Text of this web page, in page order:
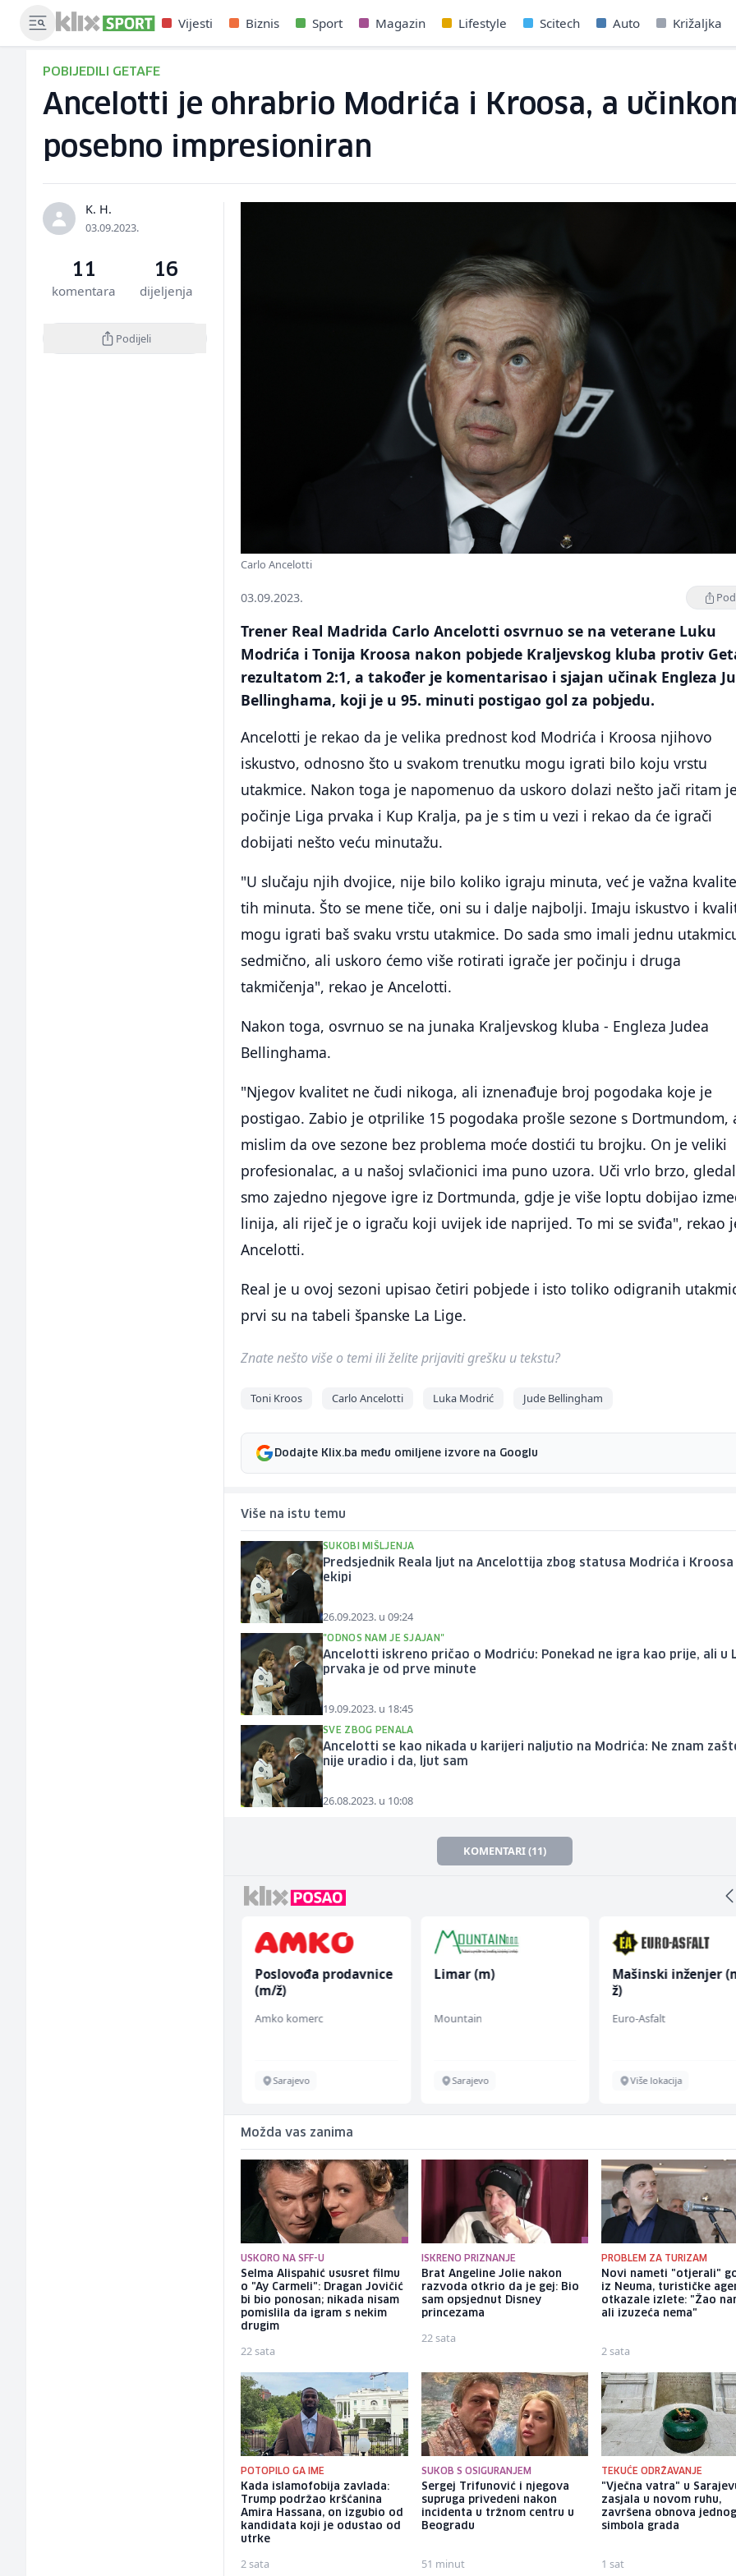
Vijesti Biznis Sport Magazin Lifestyle Scitech Auto Križaljka
POBIJEDILI GETAFE
Ancelotti je ohrabrio Modrića i Kroosa, a
posebno impresioniran
K. H.
03.09.2023.
11
komentara
16
dijeljenja
Podijeli
Carlo Ancelotti
03.09.2023.
Trener Real Madrida Carlo Ancelotti osvrnuo se na veterane Luku
Modrića i Tonija Kroosa nakon pobjede Kraljevskog kluba protiv
rezultatom 2:1, a također je komentarisao i sjajan učinak Engleza
Bellinghama, koji je u 95. minuti postigao gol za pobjedu.
Ancelotti je rekao da je velika prednost kod Modrića i Kroosa njihovo
iskustvo, odnosno što u svakom trenutku mogu igrati bilo koju vrstu
utakmice. Nakon toga je napomenuo da uskoro dolazi nešto jači ritam
počinje Liga prvaka i Kup Kralja, pa je s tim u vezi i rekao da će igrači
dobijati nešto veću minutažu.
"U slučaju njih dvojice, nije bilo koliko igraju minuta, već je važna
tih minuta. Što se mene tiče, oni su i dalje najbolji. Imaju iskustvo i
mogu igrati baš svaku vrstu utakmice. Do sada smo imali jednu
sedmično, ali uskoro ćemo više rotirati igrače jer počinju i druga
takmičenja", rekao je Ancelotti.
Nakon toga, osvrnuo se na junaka Kraljevskog kluba - Engleza Judea
Bellinghama.
"Njegov kvalitet ne čudi nikoga, ali iznenađuje broj pogodaka koje je
postigao. Zabio je otprilike 15 pogodaka prošle sezone s Dortmundom,
mislim da ove sezone bez problema moće dostići tu brojku. On je veliki
profesionalac, a u našoj svlačionici ima puno uzora. Uči vrlo brzo,
smo zajedno njegove igre iz Dortmunda, gdje je više loptu dobijao
linija, ali riječ je o igraču koji uvijek ide naprijed. To mi se sviđa", rekao
Ancelotti.
Real je u ovoj sezoni upisao četiri pobjede i isto toliko odigranih
prvi su na tabeli španske La Lige.
Znate nešto više o temi ili želite prijaviti grešku u tekstu?
Toni Kroos Carlo Ancelotti Luka Modrić Jude Bellingham
Dodajte Klix.ba među omiljene izvore na Googlu
Više na istu temu
SUKOBI MIŠLJENJA
Predsjednik Reala ljut na Ancelottija zbog statusa Modrića i Kroosa
ekipi
26.09.2023. u 09:24
"ODNOS NAM JE SJAJAN"
Ancelotti iskreno pričao o Modriću: Ponekad ne igra kao prije, ali u
prvaka je od prve minute
19.09.2023. u 18:45
SVE ZBOG PENALA
Ancelotti se kao nikada u karijeri naljutio na Modrića: Ne znam
nije uradio i da, ljut sam
26.08.2023. u 10:08
KOMENTARI (11)
Poslovođa prodavnice
(m/ž)
Amko komerc
Sarajevo
Limar (m)
Mountain
Sarajevo
Mašinski inženjer
ž)
Euro-Asfalt
Više lokacija
Možda vas zanima
USKORO NA SFF-U
Selma Alispahić ususret filmu
o "Ay Carmeli": Dragan Jovičić
bi bio ponosan; nikada nisam
pomislila da igram s nekim
drugim
22 sata
ISKRENO PRIZNANJE
Brat Angeline Jolie nakon
razvoda otkrio da je gej: Bio
sam opsjednut Disney
princezama
22 sata
PROBLEM ZA TURIZAM
Novi nameti "otjerali"
iz Neuma, turističke
otkazale izlete: "Žao
ali izuzeća nema"
2 sata
POTOPILO GA IME
Kada islamofobija zavlada:
Trump podržao kršćanina
Amira Hassana, on izgubio od
kandidata koji je odustao od
utrke
2 sata
SUKOB S OSIGURANJEM
Sergej Trifunović i njegova
supruga privedeni nakon
incidenta u tržnom centru u
Beogradu
51 minut
TEKUĆE ODRŽAVANJE
"Vječna vatra" u
zasjala u novom ruhu,
završena obnova
simbola grada
1 sat